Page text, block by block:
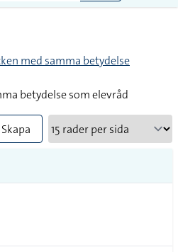
med samma betydelse
betydelse som elevråd
Skapa